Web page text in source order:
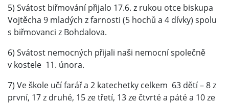
5) Svátost biřmování přijalo 17.6. z rukou otce biskupa
Vojtěcha 9 mladých z farnosti (5 hochů a 4 dívky) spolu
s biřmovanci z Bohdalova.
6) Svátost nemocných přijali naši nemocní společně
v kostele 11. února.
7) Ve škole učí farář a 2 katechetky celkem 63 dětí – 8 z
první, 17 z druhé, 15 ze třetí, 13 ze čtvrté a páté a 10 ze